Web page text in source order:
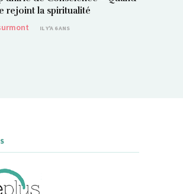
rejoint la spiritualité
IL Y'A 6 ANS